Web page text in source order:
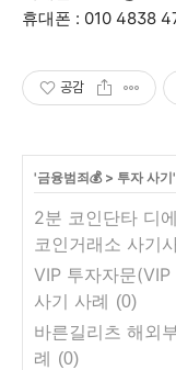
휴대폰 : 010 4838
공감
'금융범죄💰> 투자 사기
2분 코인단타 디
코인거래소 사기
VIP 투자자문
사기 사례 (0)
바른길리츠 해외
례 (0)